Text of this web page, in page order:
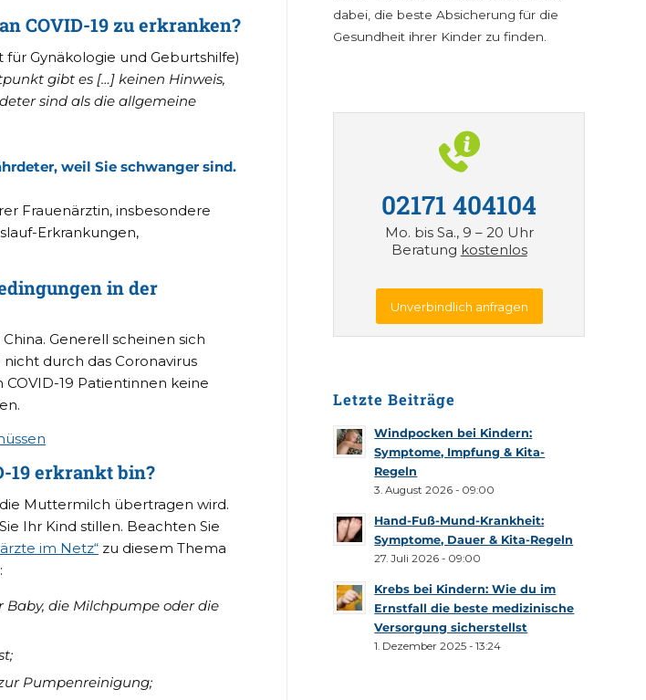
COVID-19 zu erkranken?
Gynäkologie und Geburtshilfe)
gibt es […] keinen Hinweis,
sind als die allgemeine
weil Sie schwanger sind.
Frauenärztin, insbesondere
Erkrankungen,
in der
Generell scheinen sich
durch das Coronavirus
19 Patientinnen keine
19 erkrankt bin?
Muttermilch übertragen wird.
Ihr Kind stillen. Beachten Sie
im Netz“ zu diesem Thema
Baby, die Milchpumpe oder die
Pumpenreinigung;
dabei, die beste Absicherung für die
Gesundheit ihrer Kinder zu finden.
02171 404104
Mo. bis Sa., 9 – 20 Uhr
Beratung kostenlos
Unverbindlich anfragen
Letzte Beiträge
Windpocken bei Kindern:
Symptome, Impfung & Kita-
Regeln
3. August 2026 - 09:00
Hand-Fuß-Mund-Krankheit:
Symptome, Dauer & Kita-Regeln
27. Juli 2026 - 09:00
Krebs bei Kindern: Wie du im
Ernstfall die beste medizinische
Versorgung sicherstellst
1. Dezember 2025 - 13:24